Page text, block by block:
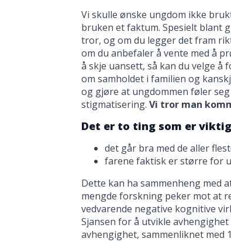
Vi skulle ønske ungdom ikke
bruken et faktum. Spesielt blant
tror, og om du legger det fram
om du anbefaler å vente med å
å skje uansett, så kan du velge å
om samholdet i familien og
og gjøre at ungdommen føler
stigmatisering. Vi tror man
Det er to ting som er
det går bra med de aller
farene faktisk er større for
Dette kan ha sammenheng med
mengde forskning peker mot at
vedvarende negative kognitive
Sjansen for å utvikle
avhengighet, sammenliknet med